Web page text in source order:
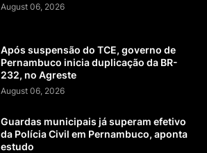
August 06, 2026
Após suspensão do TCE, governo de
Pernambuco inicia duplicação da BR-
232, no Agreste
August 06, 2026
Guardas municipais já superam efetivo
da Polícia Civil em Pernambuco, aponta
estudo